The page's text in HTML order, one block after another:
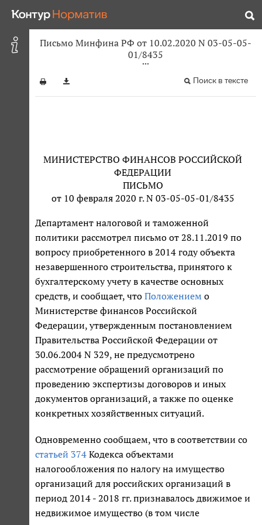
Письмо Минфина РФ от 10.02.2020 N 03-05-05-
01/8435
Поиск в тексте
МИНИСТЕРСТВО ФИНАНСОВ РОССИЙСКОЙ
ФЕДЕРАЦИИ
ПИСЬМО
от 10 февраля 2020 г. N 03-05-05-01/8435
Департамент налоговой и таможенной
политики рассмотрел письмо от 28.11.2019 по
вопросу приобретенного в 2014 году объекта
незавершенного строительства, принятого к
бухгалтерскому учету в качестве основных
средств, и сообщает, что Положением о
Министерстве финансов Российской
Федерации, утвержденным постановлением
Правительства Российской Федерации от
30.06.2004 N 329, не предусмотрено
рассмотрение обращений организаций по
проведению экспертизы договоров и иных
документов организаций, а также по оценке
конкретных хозяйственных ситуаций.
Одновременно сообщаем, что в соответствии со
статьей 374 Кодекса объектами
налогообложения по налогу на имущество
организаций для российских организаций в
период 2014 - 2018 гг. признавалось движимое и
недвижимое имущество (в том числе